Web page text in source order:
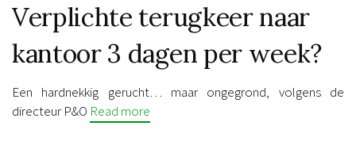
Verplichte terugkeer naar
kantoor 3 dagen per week?
Een hardnekkig gerucht… maar ongegrond, volgens de
directeur P&O Read more